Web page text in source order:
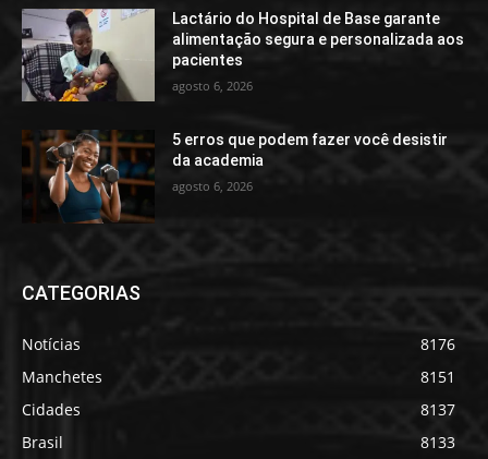
Lactário do Hospital de Base garante
alimentação segura e personalizada aos
pacientes
agosto 6, 2026
5 erros que podem fazer você desistir
da academia
agosto 6, 2026
CATEGORIAS
Notícias
8176
Manchetes
8151
Cidades
8137
Brasil
8133